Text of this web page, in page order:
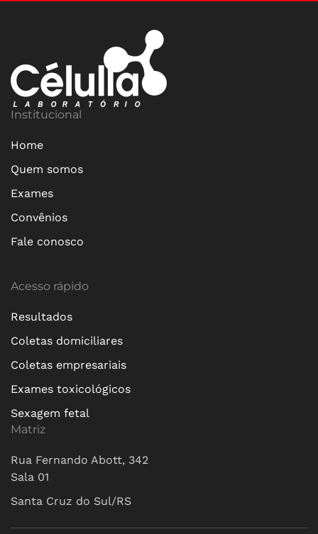
Institucional
Home
Quem somos
Exames
Convênios
Fale conosco
Acesso rápido
Resultados
Coletas domiciliares
Coletas empresariais
Exames toxicológicos
Sexagem fetal
Matriz
Rua Fernando Abott, 342
Sala 01
Santa Cruz do Sul/RS